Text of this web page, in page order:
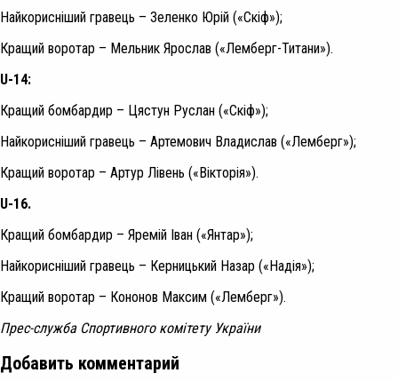
Найкорисніший гравець – Зеленко Юрій («Скіф»);
Кращий воротар – Мельник Ярослав («Лемберг-Титани»).
U-14:
Кращий бомбардир – Цястун Руслан («Скіф»);
Найкорисніший гравець – Артемович Владислав («Лемберг»);
Кращий воротар – Артур Лівень («Вікторія»).
U-16.
Кращий бомбардир – Яремій Іван («Янтар»);
Найкорисніший гравець – Керницький Назар («Надія»);
Кращий воротар – Кононов Максим («Лемберг»).
Прес-служба Спортивного комітету України
Добавить комментарий